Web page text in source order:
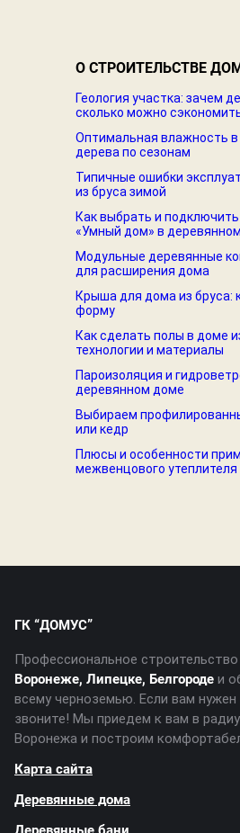
О СТРОИТЕЛЬСТВЕ
Геология участка: зачем
сколько можно
Оптимальная влажность в
дерева по сезонам
Типичные ошибки
из бруса зимой
Как выбрать и
«Умный дом» в
Модульные деревянные
для расширения дома
Крыша для дома из бруса:
форму
Как сделать полы в доме
технологии и материалы
Пароизоляция и
деревянном доме
Выбираем
или кедр
Плюсы и особенности
межвенцового утеплителя
ГК “ДОМУС”
Профессиональное
Воронеже, Липецке, Белгороде и
всему черноземью. Если вам
звоните! Мы приедем к вам в
Воронежа и построим
Карта сайта
Деревянные дома